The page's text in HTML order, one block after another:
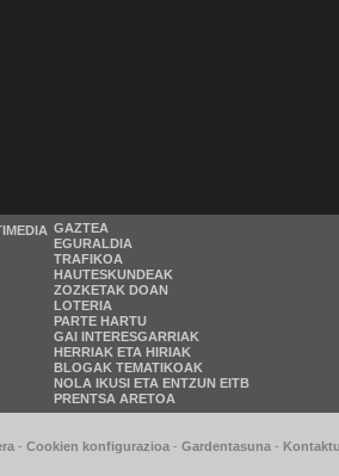
GAZTEA
EGURALDIA
TRAFIKOA
HAUTESKUNDEAK
ZOZKETAK DOAN
LOTERIA
PARTE HARTU
GAI INTERESGARRIAK
HERRIAK ETA HIRIAK
BLOGAK TEMATIKOAK
NOLA IKUSI ETA ENTZUN EITB
PRENTSA ARETOA
- Cookien konfigurazioa - Gardentasuna -